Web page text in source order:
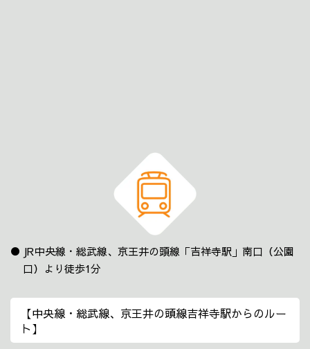
JR中央線・総武線、京王井の頭線「吉祥寺駅」南口（公園
口）より徒歩1分
【中央線・総武線、京王井の頭線吉祥寺駅からのルー
ト】